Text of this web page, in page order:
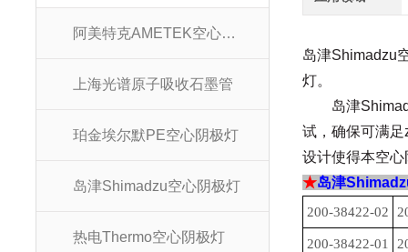
阿美特克AMETEK空心阴极灯
上海光谱原子吸收石墨管
珀金埃尔默PE空心阴极灯
岛津Shimadzu空心阴极灯
热电Thermo空心阴极灯
岛津Shimadzu
灯。
岛津
试，确保可满
设计使得本空心
★岛津
200-38422-02
200-38422-01